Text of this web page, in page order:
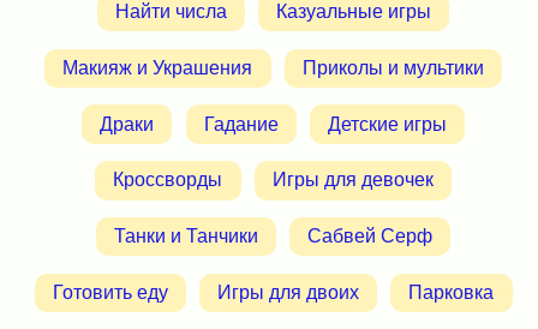
Найти числа Казуальные игры
Макияж и Украшения Приколы и мультики
Драки Гадание Детские игры
Кроссворды Игры для девочек
Танки и Танчики Сабвей Серф
Готовить еду Игры для двоих Парковка